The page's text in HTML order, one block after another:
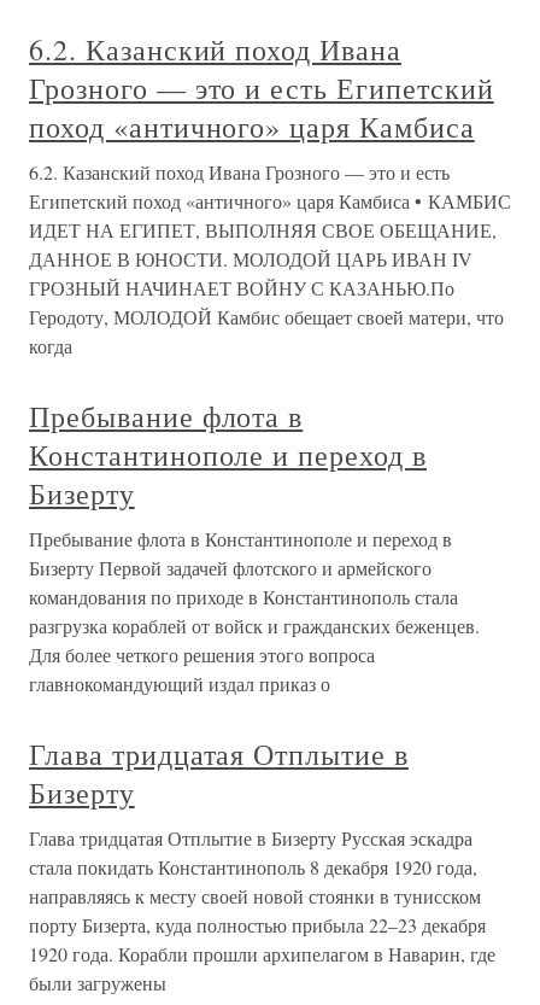
6.2. Казанский поход Ивана
Грозного — это и есть Египетский
поход «античного» царя Камбиса
6.2. Казанский поход Ивана Грозного — это и есть
Египетский поход «античного» царя Камбиса • КАМБИС
ИДЕТ НА ЕГИПЕТ, ВЫПОЛНЯЯ СВОЕ ОБЕЩАНИЕ,
ДАННОЕ В ЮНОСТИ. МОЛОДОЙ ЦАРЬ ИВАН IV
ГРОЗНЫЙ НАЧИНАЕТ ВОЙНУ С КАЗАНЬЮ.По
Геродоту, МОЛОДОЙ Камбис обещает своей матери, что
когда
Пребывание флота в
Константинополе и переход в
Бизерту
Пребывание флота в Константинополе и переход в
Бизерту Первой задачей флотского и армейского
командования по приходе в Константинополь стала
разгрузка кораблей от войск и гражданских беженцев.
Для более четкого решения этого вопроса
главнокомандующий издал приказ о
Глава тридцатая Отплытие в
Бизерту
Глава тридцатая Отплытие в Бизерту Русская эскадра
стала покидать Константинополь 8 декабря 1920 года,
направляясь к месту своей новой стоянки в тунисском
порту Бизерта, куда полностью прибыла 22–23 декабря
1920 года. Корабли прошли архипелагом в Наварин, где
были загружены